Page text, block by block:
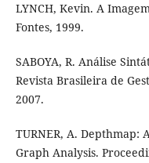
LYNCH, Kevin. A
Fontes, 1999.
SABOYA, R. Análise
Revista Brasileira de
2007.
TURNER, A.
Graph Analysis.